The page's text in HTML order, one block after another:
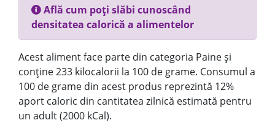
Află cum poți slăbi cunoscând
densitatea calorică a alimentelor
Acest aliment face parte din categoria Paine și
conține 233 kilocalorii la 100 de grame. Consumul a
100 de grame din acest produs reprezintă 12%
aport caloric din cantitatea zilnică estimată pentru
un adult (2000 kCal).